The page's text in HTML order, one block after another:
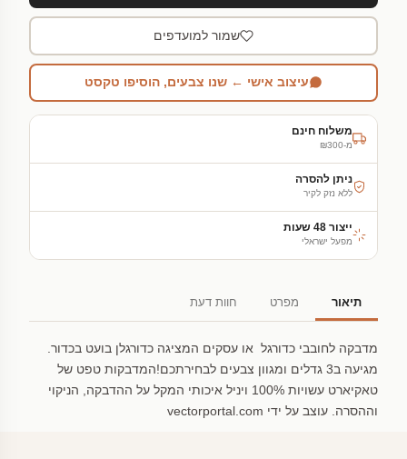
שמור למועדפים
עיצוב אישי ← שנו צבעים, הוסיפו טקסט
משלוח חינם
מ-₪300
ניתן להסרה
ללא נזק לקיר
ייצור 48 שעות
מפעל ישראלי
תיאור מפרט חוות דעת
מדבקה לחובבי כדורגל או עסקים המציגה כדורגלן בועט בכדור.
מגיעה ב3 גדלים ומגוון צבעים לבחירתכם!המדבקות טפט של
טאקיארט עשויות 100% ויניל איכותי המקל על ההדבקה, הניקוי
וההסרה. עוצב על ידי vectorportal.com